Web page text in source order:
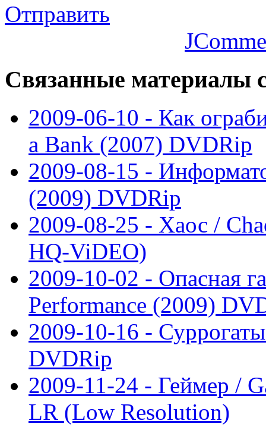
Отправить
Связанные материалы
2009-06-10 - Как
a Bank (2007) DVDRip
2009-08-15 -
(2009) DVDRip
2009-08-25 - Хаос /
HQ-ViDEO)
2009-10-02 - Опасная
Performance (2009)
2009-10-16 -
DVDRip
2009-11-24 - Геймер /
LR (Low Resolution)